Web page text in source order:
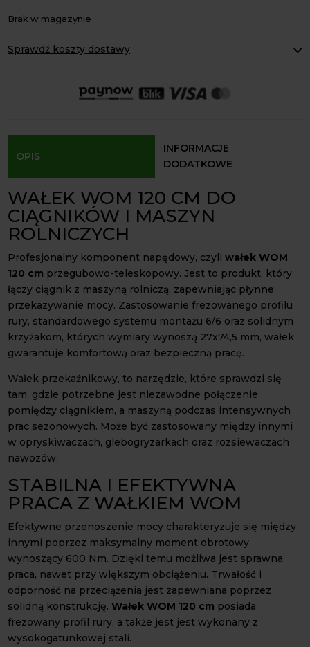
Brak w magazynie
Sprawdź koszty dostawy
Odbiór osobisty:Oblekoń 156a, 28-133 Pacanów
OPIS
INFORMACJE
DODATKOWE
WAŁEK WOM 120 CM DO
CIĄGNIKÓW I MASZYN
ROLNICZYCH
Profesjonalny komponent napędowy, czyliwałek WOM
120 cm przegubowo-teleskopowy. Jest to produkt, który
łączy ciągnik z maszyną rolniczą, zapewniając płynne
przekazywanie mocy. Zastosowanie frezowanego profilu
rury, standardowego systemu montażu 6/6 oraz solidnym
krzyżakom, których wymiary wynoszą 27x74,5 mm, wałek
gwarantuje komfortową oraz bezpieczną pracę.
Wałek przekaźnikowy, to narzędzie, które sprawdzi się
tam, gdzie potrzebne jest niezawodne połączenie
pomiędzy ciągnikiem, a maszyną podczas intensywnych
prac sezonowych. Może być zastosowany między innymi
w opryskiwaczach, glebogryzarkach oraz rozsiewaczach
nawozów.
STABILNA I EFEKTYWNA
PRACA Z WAŁKIEM WOM
Efektywne przenoszenie mocy charakteryzuje się między
innymi poprzez maksymalny moment obrotowy
wynoszący 600 Nm. Dzięki temu możliwa jest sprawna
praca, nawet przy większym obciążeniu. Trwałość i
odporność na przeciążenia jest zapewniana poprzez
solidną konstrukcję.Wałek WOM 120 cm posiada
frezowany profil rury, a także jest jest wykonany z
wysokogatunkowej stali.